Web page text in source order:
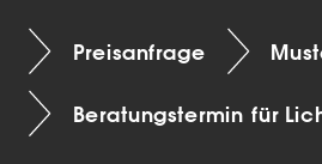
Preisanfrage
Beratungstermin für